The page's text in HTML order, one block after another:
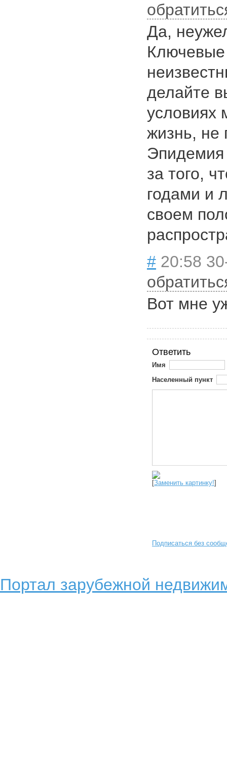
Да,
делайте
условиях
жизнь, не
за того,
годами и
своем
# 20:58
Вот мне
Ответить
Имя
Населенный пункт
[Заменить картинку!]
Подписаться без
Портал зарубежной